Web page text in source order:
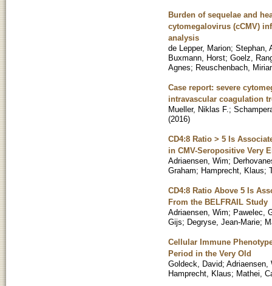
Burden of sequelae and
cytomegalovirus (cCMV)
analysis
de Lepper, Marion; Stephan,
Buxmann, Horst; Goelz,
Agnes; Reuschenbach,
Case report: severe
intravascular coagulation
Mueller, Niklas F. ;
(2016)
CD4:8 Ratio > 5 Is
in CMV-Seropositive Very
Adriaensen, Wim;
Graham; Hamprecht, Klaus;
CD4:8 Ratio Above 5 Is
From the BELFRAIL Study
Adriaensen, Wim; Pawelec,
Gijs; Degryse, Jean-Marie;
Cellular Immune
Period in the Very Old
Goldeck, David; Adriaensen,
Hamprecht, Klaus; Mathei,